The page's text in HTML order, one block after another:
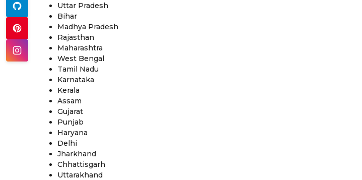
Uttar Pradesh
Bihar
Madhya Pradesh
Rajasthan
Maharashtra
West Bengal
Tamil Nadu
Karnataka
Kerala
Assam
Gujarat
Punjab
Haryana
Delhi
Jharkhand
Chhattisgarh
Uttarakhand